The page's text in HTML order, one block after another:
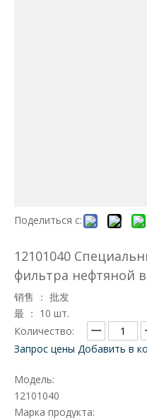
Поделиться с:
12101040
фильтра нефтяной
销售 ： 批发
最 ： 10 шт.
Количество:
Запрос цены Добавить в
Модель:
12101040
Марка продукта: